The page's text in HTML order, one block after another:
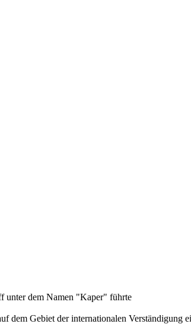
unter dem Namen "Kaper" führte
Gebiet der internationalen Verständigung